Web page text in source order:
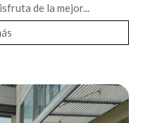
de la mejor...